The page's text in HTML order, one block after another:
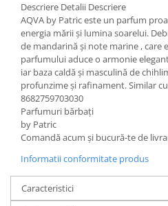
Descriere Detalii Descriere
AQVA by Patric este un parfum
energia mării și lumina soarelui.
de mandarină și note marine , care
parfumului aduce o armonie
iar baza caldă și masculină de
profunzime și rafinament. Similar
8682759703030
Parfumuri bărbați
by Patric
Comandă acum și bucură-te de
Informatii conformitate produs
Caracteristici